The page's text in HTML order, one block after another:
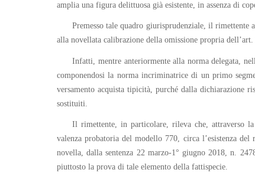
amplia una figura delittuosa già esistente, in assenza di
Premesso tale quadro giurisprudenziale, il
alla novellata calibrazione della omissione propria
Infatti, mentre anteriormente alla norma delegata,
componendosi la norma incriminatrice di un primo
versamento acquista tipicità, purché dalla dichiarazione
sostituiti.
Il rimettente, in particolare, rileva che, attraverso
valenza probatoria del modello 770, circa l’esistenza
novella, dalla sentenza 22 marzo-1° giugno 2018, n.
piuttosto la prova di tale elemento della fattispecie.